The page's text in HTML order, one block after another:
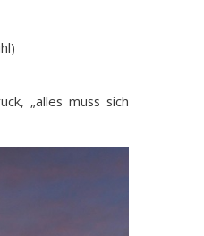
„alles muss sich